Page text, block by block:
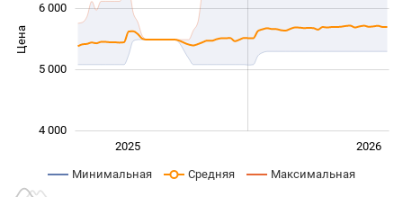
Цена
4 000
5 000
6 000
2026
2025
Минимальная Средняя Максимальная